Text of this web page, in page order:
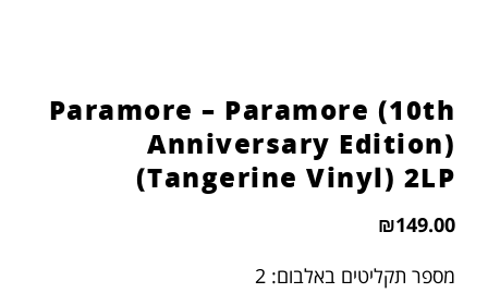
Paramore – Paramore (10th
Anniversary Edition)
(Tangerine Vinyl) 2LP
₪149.00
מספר תקליטים באלבום: 2